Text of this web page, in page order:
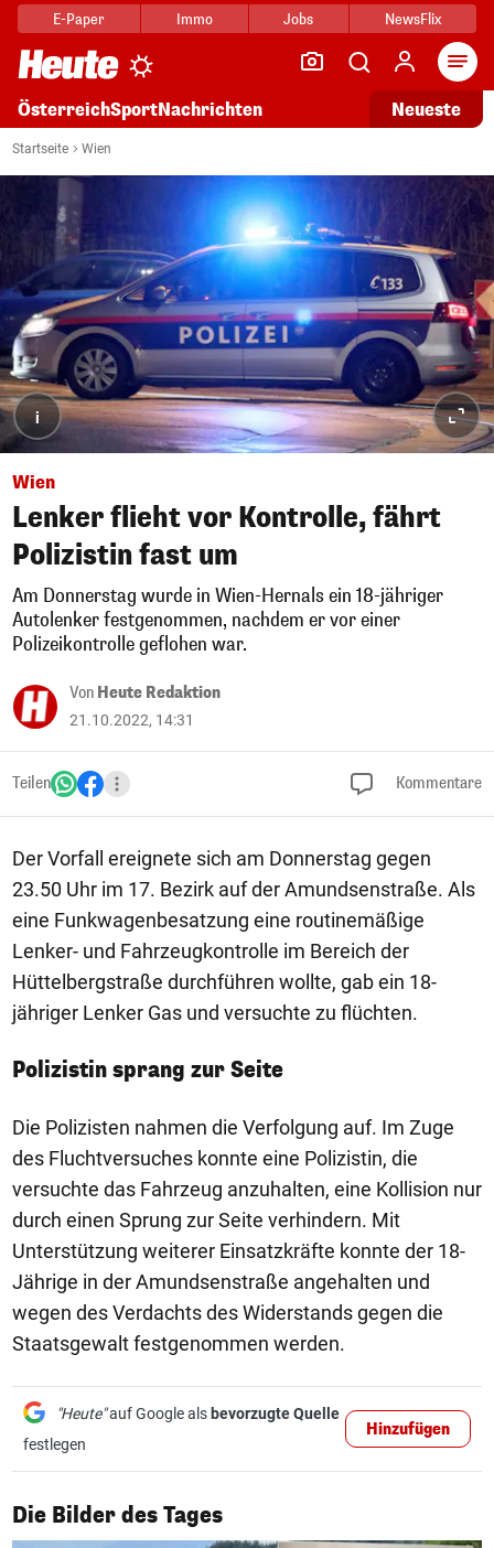
E-Paper Immo Jobs NewsFlix
ÖsterreichSportNachrichten Neueste
Startseite Wien
i
Wien
Lenker flieht vor Kontrolle, fährt
Polizistin fast um
Am Donnerstag wurde in Wien-Hernals ein 18-jähriger
Autolenker festgenommen, nachdem er vor einer
Polizeikontrolle geflohen war.
Von Heute Redaktion
21.10.2022, 14:31
Teilen Kommentare
Der Vorfall ereignete sich am Donnerstag gegen
23.50 Uhr im 17. Bezirk auf der Amundsenstraße. Als
eine Funkwagenbesatzung eine routinemäßige
Lenker- und Fahrzeugkontrolle im Bereich der
Hüttelbergstraße durchführen wollte, gab ein 18-
jähriger Lenker Gas und versuchte zu flüchten.
Polizistin sprang zur Seite
Die Polizisten nahmen die Verfolgung auf. Im Zuge
des Fluchtversuches konnte eine Polizistin, die
versuchte das Fahrzeug anzuhalten, eine Kollision nur
durch einen Sprung zur Seite verhindern. Mit
Unterstützung weiterer Einsatzkräfte konnte der 18-
Jährige in der Amundsenstraße angehalten und
wegen des Verdachts des Widerstands gegen die
Staatsgewalt festgenommen werden.
"Heute"auf Google als bevorzugte Quelle
festlegen
Hinzufügen
Die Bilder des Tages
1/50